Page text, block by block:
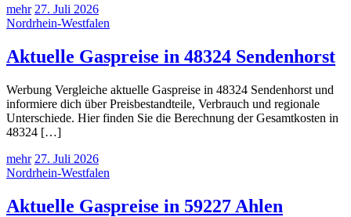
mehr 27. Juli 2026
Nordrhein-Westfalen
Aktuelle Gaspreise in 48324 Sendenhorst
Werbung Vergleiche aktuelle Gaspreise in 48324 Sendenhorst und
informiere dich über Preisbestandteile, Verbrauch und regionale
Unterschiede. Hier finden Sie die Berechnung der Gesamtkosten in
48324 […]
mehr 27. Juli 2026
Nordrhein-Westfalen
Aktuelle Gaspreise in 59227 Ahlen